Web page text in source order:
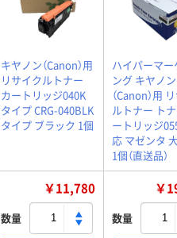
キヤノン（Canon）用
リサイクルトナー
カートリッジ040K
タイプ CRG-040BLK
タイプ ブラック 1個
ハイパーマ
ング キヤノン
（Canon）用
ルトナー ト
ートリッジ
応 マゼンタ
1個（直送品）
￥11,780
数量
￥
数量